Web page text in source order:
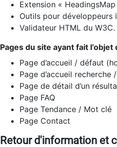
Extension «
Outils pour développeurs
Validateur HTML du W3C.
Pages du site ayant fait
Page d’accueil / défaut
Page d’accueil
Page de détail d’un
Page FAQ
Page Tendance / Mot clé
Page Contact
Retour d'information et